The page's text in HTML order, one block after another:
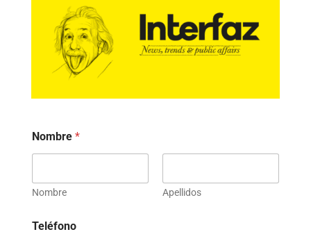
Nombre *
Nombre Apellidos
Teléfono